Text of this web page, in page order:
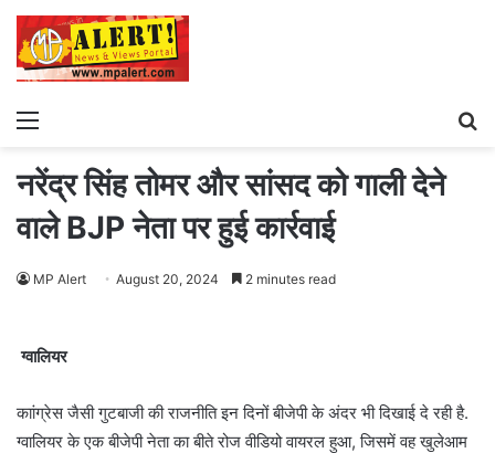
Menu
नरेंद्र सिंह तोमर और सांसद को गाली देने
वाले BJP नेता पर हुई कार्रवाई
MP Alert August 20, 2024 2 minutes read
ग्वालियर
काांग्रेस जैसी गुटबाजी की राजनीति इन दिनों बीजेपी के अंदर भी दिखाई दे रही है.
ग्वालियर के एक बीजेपी नेता का बीते रोज वीडियो वायरल हुआ, जिसमें वह खुलेआम